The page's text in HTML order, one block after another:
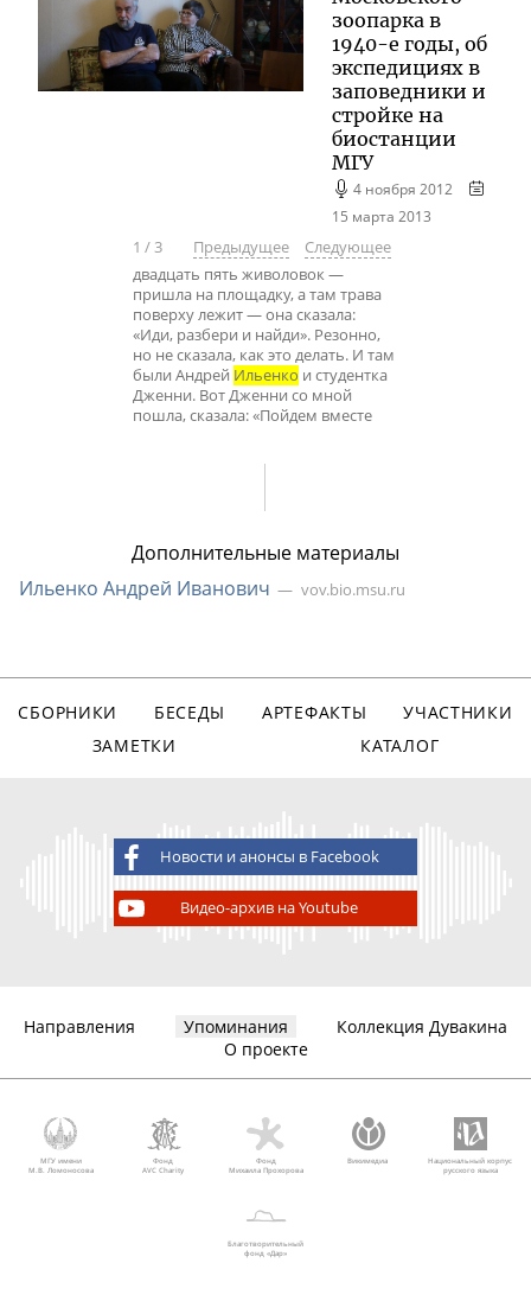
зоопарка в
1940-е годы, об
экспедициях в
заповедники и
стройке на
биостанции
МГУ
4 ноября 2012
15 марта 2013
1 /3 Предыдущее
Следующее
двадцать пять живоловок —
пришла на площадку, а там трава
поверху лежит — она сказала:
«Иди, разбери и найди». Резонно,
но не сказала, как это делать. И там
были Андрей Ильенко и студентка
Дженни. Вот Дженни со мной
пошла, сказала: «Пойдем вместе
Дополнительные материалы
Ильенко Андрей Иванович
vov.bio.msu.ru
СБОРНИКИ БЕСЕДЫ АРТЕФАКТЫ
УЧАСТНИКИ
ЗАМЕТКИ
КАТАЛОГ
Новости и анонсы в Facebook
Видео-архив на Youtube
Направления Упоминания
Коллекция Дувакина
О проекте
МГУ имени
М.В. Ломоносова
Фонд
AVC Charity
Фонд
Михаила Прохорова
Викимедиа
Национальный корпус
русского языка
Благотворительный
фонд «Дар»